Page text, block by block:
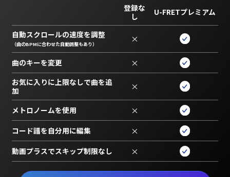
登録な
し
U-FRETプレミアム
自動スクロールの速度を調整
（曲のBPMに合わせた自動調整もあり） ×
曲のキーを変更 ×
お気に入りに上限なしで曲を追
加
×
メトロノームを使用 ×
コード譜を自分用に編集 ×
動画プラスでスキップ制限なし ×